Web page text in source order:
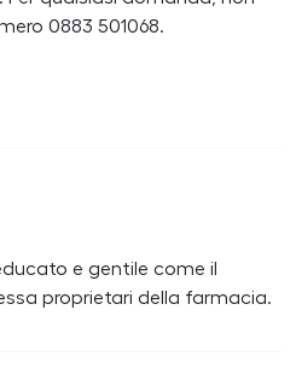
0883 501068.
e gentile come il
proprietari della farmacia.